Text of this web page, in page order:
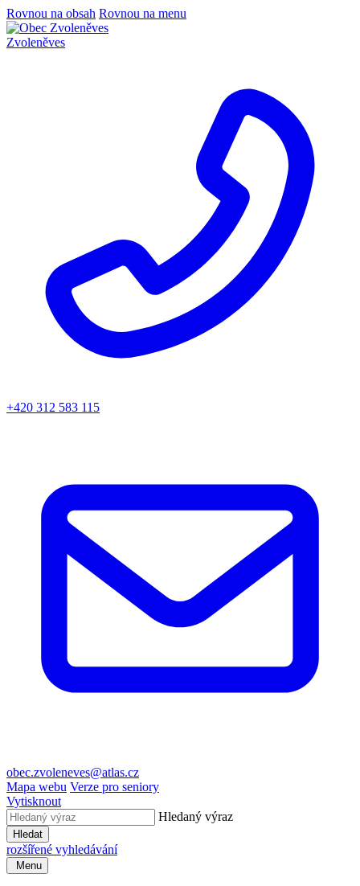
Rovnou na obsah Rovnou na menu
Zvoleněves
+420 312 583 115
obec.zvoleneves@atlas.cz
Mapa webu Verze pro seniory
Vytisknout
Hledaný výraz
Hledat
rozšířené vyhledávání
Menu